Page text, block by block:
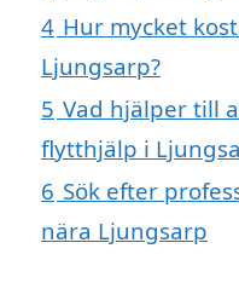
4 Hur mycket
Ljungsarp?
5 Vad hjälper till
flytthjälp i
6 Sök efter
nära Ljungsarp